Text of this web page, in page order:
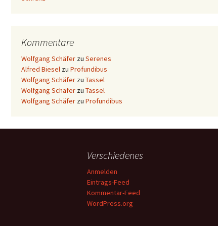
Kommentare
Wolfgang Schäfer zu Serenes
Alfred Biesel zu Profundibus
Wolfgang Schäfer zu Tassel
Wolfgang Schäfer zu Tassel
Wolfgang Schäfer zu Profundibus
Verschiedenes
Anmelden
Eintrags-Feed
Kommentar-Feed
WordPress.org